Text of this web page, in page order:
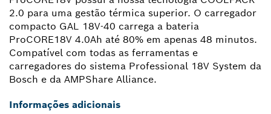
2.0 para uma gestão térmica superior. O carregador
compacto GAL 18V-40 carrega a bateria
ProCORE18V 4.0Ah até 80% em apenas 48 minutos.
Compatível com todas as ferramentas e
carregadores do sistema Professional 18V System da
Bosch e da AMPShare Alliance.
Informações adicionais